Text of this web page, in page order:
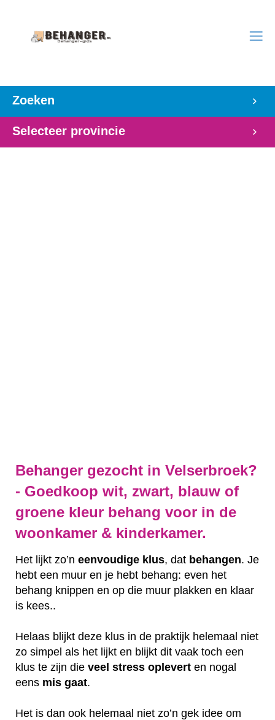
Zoeken
Selecteer provincie
Behanger gezocht in Velserbroek?
- Goedkoop wit, zwart, blauw of
groene kleur behang voor in de
woonkamer & kinderkamer.
Het lijkt zo’n eenvoudige klus, dat behangen. Je
hebt een muur en je hebt behang: even het
behang knippen en op die muur plakken en klaar
is kees..
Helaas blijkt deze klus in de praktijk helemaal niet
zo simpel als het lijkt en blijkt dit vaak toch een
klus te zijn die veel stress oplevert en nogal
eens mis gaat.
Het is dan ook helemaal niet zo’n gek idee om